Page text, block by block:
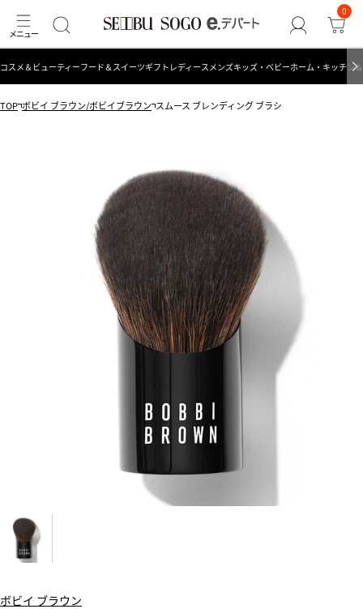
0
コスメ＆ビューティーフード＆スイーツギフト レディース メンズキッズ・ベビーホーム・キッチン
TOP ボビイ ブラウン/ボビイブラウン スムース ブレンディング ブラシ
ボビイ ブラウン